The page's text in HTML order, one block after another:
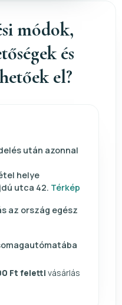
módok,
és
el?
után azonnal
helye
utca 42. Térkép
az ország egész
Ft feletti vásárlás